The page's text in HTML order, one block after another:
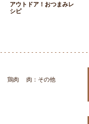
アウトドア！おつまみレ
シピ
鶏肉
肉：その他